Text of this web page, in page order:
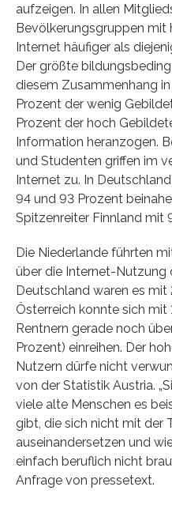
aufzeigen. In allen
Bevölkerungsgruppen mit
Internet häufiger als
Der größte
diesem Zusammenhang
Prozent der wenig
Prozent der hoch
Information heranzogen.
und Studenten griffen im
Internet zu. In
94 und 93 Prozent
Spitzenreiter Finnland mit
Die Niederlande führten
über die Internet-Nutzung
Deutschland waren es mit
Österreich konnte sich mit
Rentnern gerade noch
Prozent) einreihen. Der
Nutzern dürfe nicht
von der Statistik Austria.
viele alte Menschen es
gibt, die sich nicht mit der
auseinandersetzen und
einfach beruflich nicht
Anfrage von pressetext.